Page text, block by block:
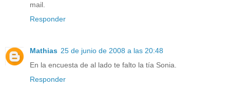
mail.
Responder
Mathias 25 de junio de 2008 a las 20:48
En la encuesta de al lado te falto la tía Sonia.
Responder